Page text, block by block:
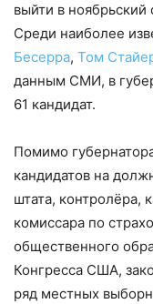
выйти в ноябрьский
Среди наиболее
Бесерра, Том
данным СМИ, в
61 кандидат.
Помимо
кандидатов на
штата, контролёра,
комиссара по
общественного
Конгресса США,
ряд местных